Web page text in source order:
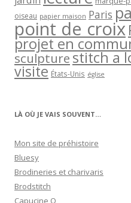
oiseau papier maison Paris
point de croix
projet en
sculpturestitch a
visite États-Unis église
LÀ OÙ JE VAIS SOUVENT…
Mon site de préhistoire
Bluesy
Brodineries et charivaris
Brodstitch
Capucine O